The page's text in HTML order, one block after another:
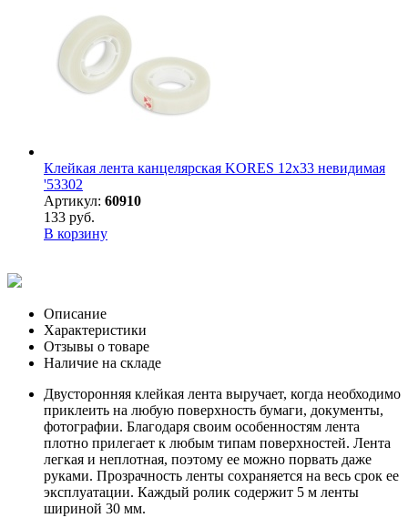
Клейкая лента канцелярская KORES 12х33 невидимая
'53302
Артикул: 60910
133 руб.
В корзину
Описание
Характеристики
Отзывы о товаре
Наличие на складе
Двусторонняя клейкая лента выручает, когда необходимо
приклеить на любую поверхность бумаги, документы,
фотографии. Благодаря своим особенностям лента
плотно прилегает к любым типам поверхностей. Лента
легкая и неплотная, поэтому ее можно порвать даже
руками. Прозрачность ленты сохраняется на весь срок ее
эксплуатации. Каждый ролик содержит 5 м ленты
шириной 30 мм.